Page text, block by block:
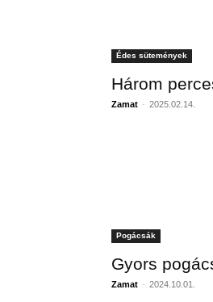
Édes sütemények
Három
Zamat - 2025.02.14.
Pogácsák
Gyors
Zamat - 2024.10.01.